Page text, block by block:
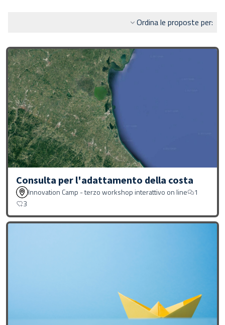
Ordina le proposte per:
Consulta per l'adattamento della costa
Innovation Camp - terzo workshop interattivo on line
1
3